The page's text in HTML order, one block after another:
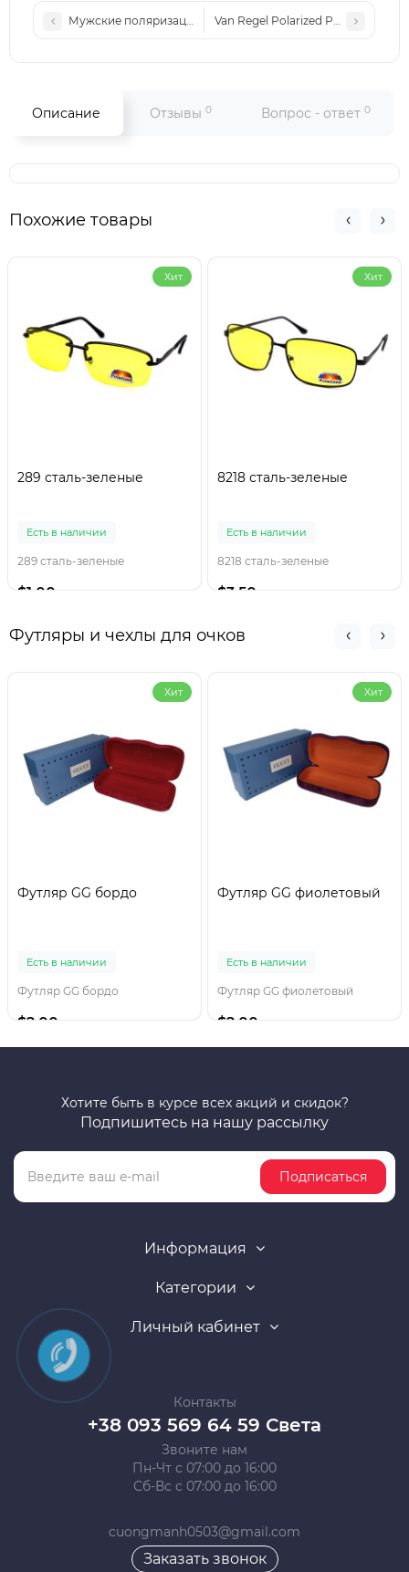
Мужские поляризационные солнцезащитные очки Lac
Van Regel Polarized Р3518 c6
Описание Отзывы 0 Вопрос - ответ 0
Похожие товары
Хит
289 сталь-зеленые
Есть в наличии
289 сталь-зеленые
$1.00
Хит
8218 сталь-зеленые
Есть в наличии
8218 сталь-зеленые
$3.50
Футляры и чехлы для очков
Хит
Футляр GG бордо
Есть в наличии
Футляр GG бордо
$2.00
Хит
Футляр GG фиолетовый
Есть в наличии
Футляр GG фиолетовый
$2.00
Хотите быть в курсе всех акций и скидок?
Подпишитесь на нашу рассылку
Подписаться
Информация
Категории
Личный кабинет
Контакты
+38 093 569 64 59 Света
Звоните нам
Пн-Чт с 07:00 до 16:00
Сб-Вс с 07:00 до 16:00
cuongmanh0503@gmail.com
Заказать звонок